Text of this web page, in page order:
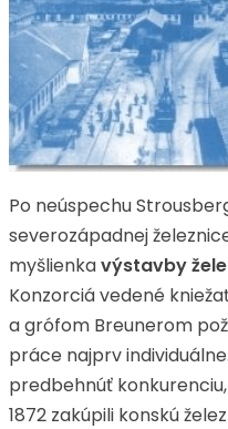
Po neúspechu
severozápadnej
myšlienkavýstavby
Konzorciá vedené
a grófom Breunerom
práce najprv
predbehnúť
1872 zakúpili konskú